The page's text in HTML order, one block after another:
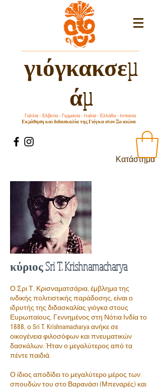
γιόγκακσεμ
άμ
Γαλλία – Ελβετία – Γερμανία – Ιταλία – Ελλάδα – Ισπανία
Εκμάθηση και διδασκαλία της Γιόγκα στον 21ο αιώνα
Κατάστημα
κύριος Sri T. Krishnamacharya
Ο Σρι Τ. Κρισναματσάρια, έμβλημα της
ινδικής πολιτιστικής παράδοσης, είναι ο
ιδρυτής της διδασκαλίας γιόγκα στους
Ευρωπαίους. Γεννημένος στη Νότια Ινδία το
1888, ο Sri T. Krishnamacharya ανήκε σε
οικογένεια φιλοσόφων και πνευματικών
δασκάλων. Ήταν ο μεγαλύτερος από τα
πέντε παιδιά.
Ο ίδιος αποδίδει το μεγαλύτερο μέρος των
σπουδών του στο Βαρανάσι (Μπεναρές) και